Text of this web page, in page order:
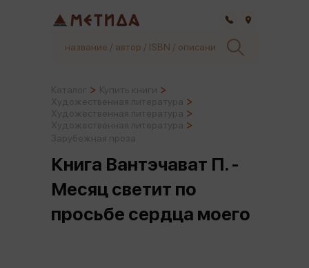
Книга Вантэчават П. -
Месяц светит по
просьбе сердца моего